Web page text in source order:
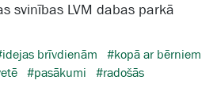
svinības LVM dabas parkā
brīvdienām
#kopā ar bērniem
#pasākumi
#radošās